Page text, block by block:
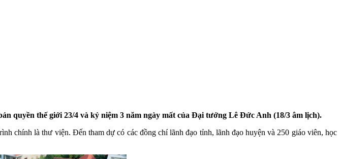
quyền thế giới 23/4 và kỷ niệm 3 năm ngày mất của Đại tướng Lê Đức Anh (18/3 âm lịch).
chính là thư viện. Đến tham dự có các đồng chí lãnh đạo tỉnh, lãnh đạo huyện và 250 giáo viên, học